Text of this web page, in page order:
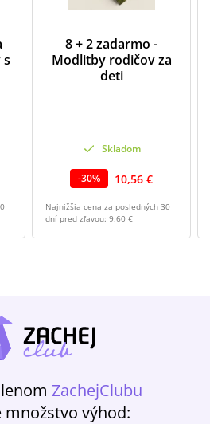
8 + 2 zadarmo -
Modlitby rodičov za
deti
Skladom
-30% 10,56 €
Najnižšia cena za posledných 30
dní pred zľavou: 9,60 €
ZachejClubu
množstvo výhod: